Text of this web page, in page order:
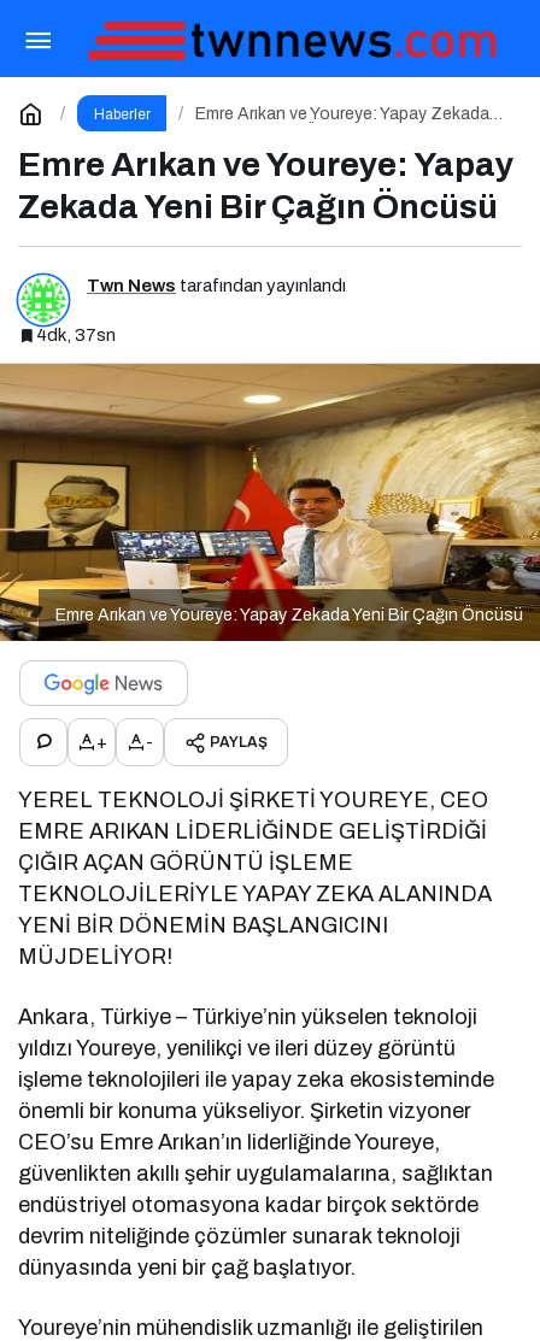
Haberler
Emre Arıkan ve Youreye: Yapay Zekada
Emre Arıkan ve Youreye: Yapay
Zekada Yeni Bir Çağın Öncüsü
Twn News tarafından yayınlandı
4dk, 37sn
Emre Arıkan ve Youreye: Yapay Zekada Yeni Bir Çağın Öncüsü
+ - PAYLAŞ
YEREL TEKNOLOJİ ŞİRKETİ YOUREYE, CEO
EMRE ARIKAN LİDERLİĞİNDE GELİŞTİRDİĞİ
ÇIĞIR AÇAN GÖRÜNTÜ İŞLEME
TEKNOLOJİLERİYLE YAPAY ZEKA ALANINDA
YENİ BİR DÖNEMİN BAŞLANGICINI
MÜJDELİYOR!
Ankara, Türkiye – Türkiye’nin yükselen teknoloji
yıldızı Youreye, yenilikçi ve ileri düzey görüntü
işleme teknolojileri ile yapay zeka ekosisteminde
önemli bir konuma yükseliyor. Şirketin vizyoner
CEO’su Emre Arıkan’ın liderliğinde Youreye,
güvenlikten akıllı şehir uygulamalarına, sağlıktan
endüstriyel otomasyona kadar birçok sektörde
devrim niteliğinde çözümler sunarak teknoloji
dünyasında yeni bir çağ başlatıyor.
Youreye’nin mühendislik uzmanlığı ile geliştirilen
Mürsel Ferhat Sağlam Herkese Bilim
Teknoloji’de “Iceberg of Ingonarce Fenomeni”ni Yazdı
Yorum Yap